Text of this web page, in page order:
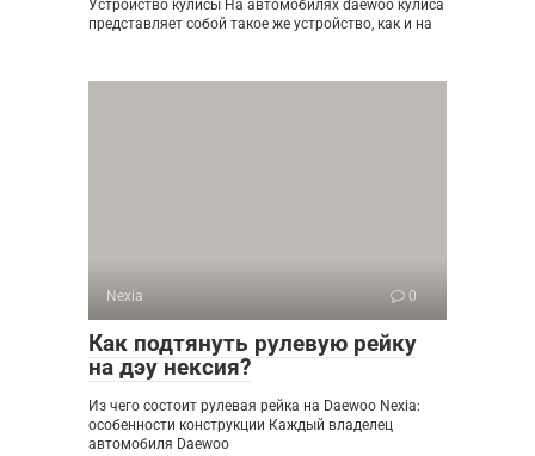
Устройство кулисы На автомобилях daewoo кулиса
представляет собой такое же устройство, как и на
Nexia 0
Как подтянуть рулевую рейку
на дэу нексия?
Из чего состоит рулевая рейка на Daewoo Nexia:
особенности конструкции Каждый владелец
автомобиля Daewoo